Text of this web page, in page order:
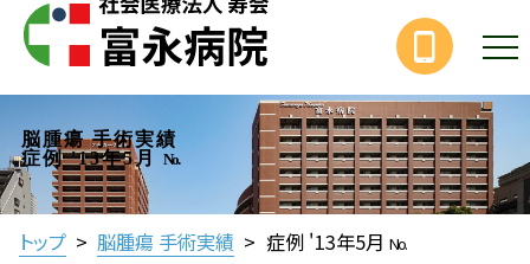
脳腫瘍 手術実績
症例 '13年5月
No.
トップ > 脳腫瘍 手術実績 > 症例 '13年5月 No.